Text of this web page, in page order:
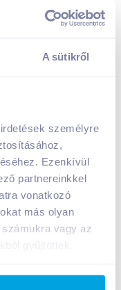
A sütikről
személyre
Ezenkívül
partnereinkkel
vonatkozó
más olyan
vagy az
gyűjtöttek.
l citrom-lime
(27% áfa)